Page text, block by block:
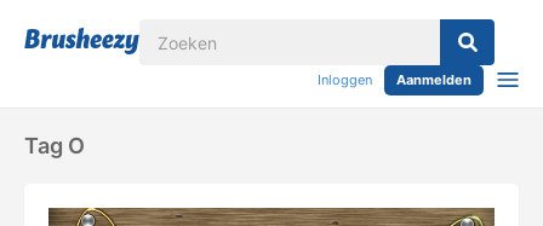
Inloggen Aanmelden
Tag O